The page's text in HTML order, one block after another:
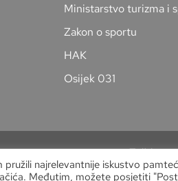
Ministarstvo turizma i
Zakon o sportu
HAK
Osijek 031
Zaštita
Copyright
najrelevantnije iskustvo
Međutim, možete posjetiti